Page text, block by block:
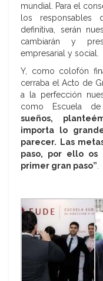
mundial. Para el
los responsables
definitiva, serán
cambiarán y
empresarial y social.
Y, como colofón
cerraba el Acto de
a la perfección
como Escuela de
sueños,
importa lo
parecer. Las
paso, por ello os
primer gran paso”.